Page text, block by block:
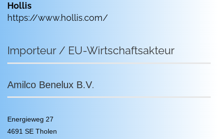
Hollis
https://www.hollis.com/
Importeur / EU-Wirtschaftsakteur
Amilco Benelux B.V.
Energieweg 27
4691 SE Tholen